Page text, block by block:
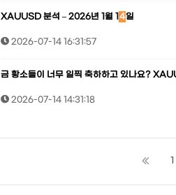
XAUUSD 분석 – 2026년 1월 1 4일
2026-07-14 16:31:57
금 황소들이 너무 일찍 축하하고 있나요?
2026-07-14 14:31:18
1